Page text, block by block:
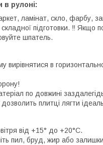
в рулоні:
ламінат, скло, фарбу,
підготовки. ‼️ Якщо
шпатель.
вирівнятися в
по довжині
плитці лягти
від +15° до +20°C.
пил, бруд, жир або